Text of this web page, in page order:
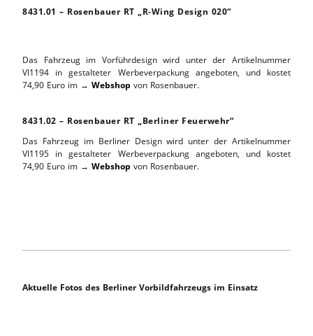
8431.01 – Rosenbauer RT „R-Wing Design 020“
Das Fahrzeug im Vorführdesign wird unter der Artikelnummer
VI1194 in gestalteter Werbeverpackung angeboten, und kostet
74,90 Euro im → Webshop von Rosenbauer.
8431.02 – Rosenbauer RT „Berliner Feuerwehr“
Das Fahrzeug im Berliner Design wird unter der Artikelnummer
VI1195 in gestalteter Werbeverpackung angeboten, und kostet
74,90 Euro im → Webshop von Rosenbauer.
Aktuelle Fotos des Berliner Vorbildfahrzeugs im Einsatz